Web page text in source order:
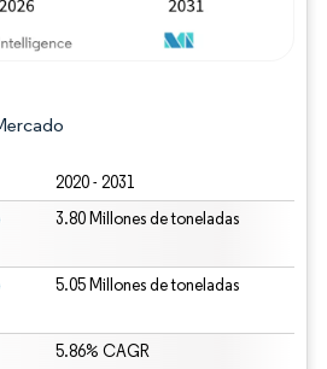
2020 - 2031
3.80 Millones de toneladas
5.05 Millones de toneladas
5.86% CAGR